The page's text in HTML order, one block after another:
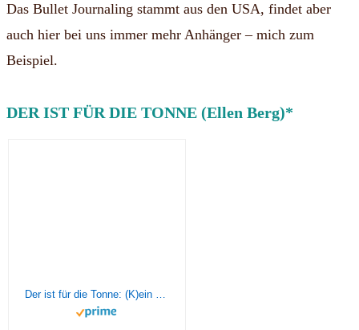
Das Bullet Journaling stammt aus den USA, findet aber
auch hier bei uns immer mehr Anhänger – mich zum
Beispiel.
DER IST FÜR DIE TONNE (Ellen Berg)*